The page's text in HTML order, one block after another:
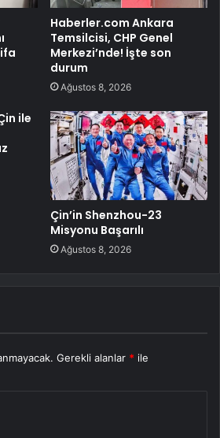
Haberler.com Ankara
Temsilcisi, CHP Genel
Merkezi’nde! İşte son
durum
Ağustos 8, 2026
ile
Çin’in Shenzhou-23
Misyonu Başarılı
Ağustos 8, 2026
Gerekli alanlar * ile